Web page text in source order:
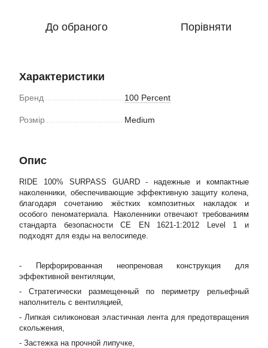
До обраного Порівняти
Характеристики
Бренд 100 Percent
Розмір Medium
Опис
RIDE 100% SURPASS GUARD - надежные и компактные
наколенники, обеспечивающие эффективную защиту колена,
благодаря сочетанию жёстких композитных накладок и
особого пеноматериала. Наколенники отвечают требованиям
стандарта безопасности CE EN 1621-1:2012 Level 1 и
подходят для езды на велосипеде.
- Перфорированная неопреновая конструкция для
эффективной вентиляции,
- Стратегически размещенный по периметру рельефный
наполнитель с вентиляцией,
- Липкая силиконовая эластичная лента для предотвращения
скольжения,
- Застежка на прочной липучке,